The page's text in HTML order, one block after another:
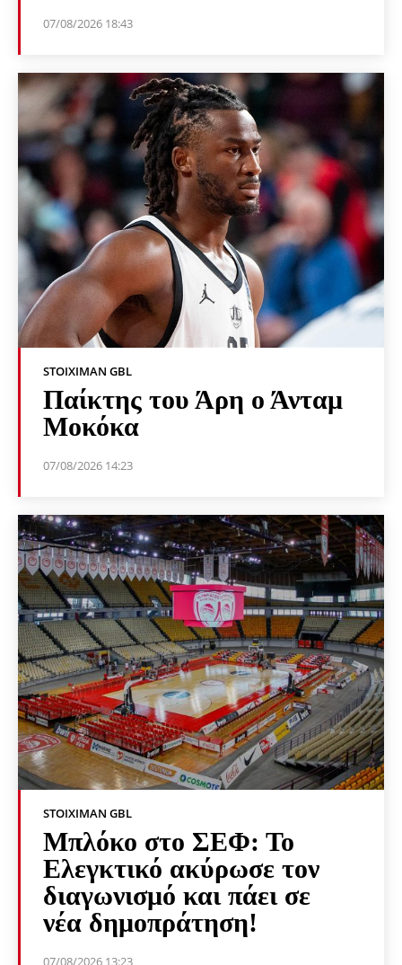
07/08/2026 18:43
STOIXIMAN GBL
Παίκτης του Άρη ο Άνταμ
Μοκόκα
07/08/2026 14:23
STOIXIMAN GBL
Μπλόκο στο ΣΕΦ: Το
Ελεγκτικό ακύρωσε τον
διαγωνισμό και πάει σε
νέα δημοπράτηση!
07/08/2026 13:23